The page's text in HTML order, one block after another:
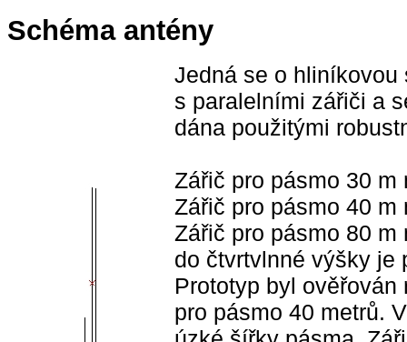
Schéma antény
Jedná se o hliníkovou
s paralelními zářiči a
dána použitými
Zářič pro pásmo 30
Zářič pro pásmo 40
Zářič pro pásmo 80
do čtvrtvlnné výšky je
Prototyp byl
pro pásmo 40 metrů.